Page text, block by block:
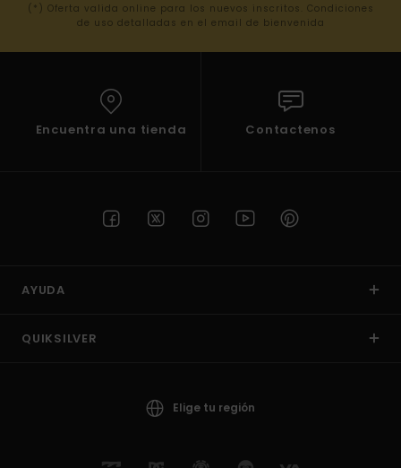
(*) Oferta valida online para los nuevos inscritos. Condiciones
de uso detalladas en el email de bienvenida
Encuentra una tienda Contactenos
AYUDA
QUIKSILVER
Elige tu región